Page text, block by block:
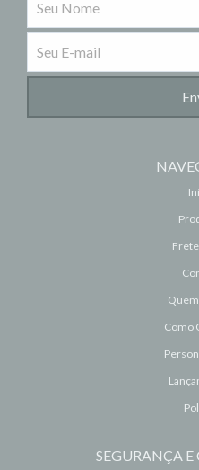
Como
SEGURANÇA E